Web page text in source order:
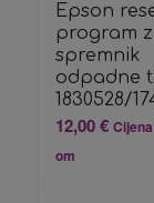
Epson
program
spremnik
odpadne
1830528/
12,00€
om